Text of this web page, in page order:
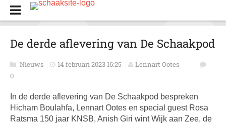
De derde aflevering van De Schaakpod
Nieuws 14 februari 2023 16:25
Lennart Ootes
0
In de derde aflevering van De Schaakpod bespreken
Hicham Boulahfa, Lennart Ootes en special guest Rosa
Ratsma 150 jaar KNSB, Anish Giri wint Wijk aan Zee, de